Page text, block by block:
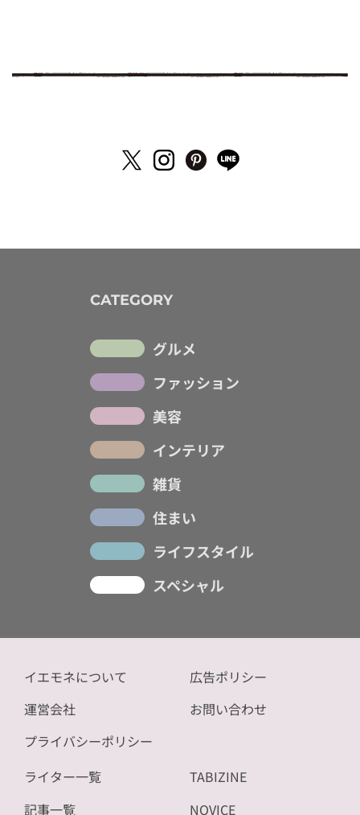
CATEGORY
グルメ
ファッション
美容
インテリア
雑貨
住まい
ライフスタイル
スペシャル
イエモネについて
運営会社
プライバシーポリシー
広告ポリシー
お問い合わせ
ライター一覧
記事一覧
TABIZINE
NOVICE